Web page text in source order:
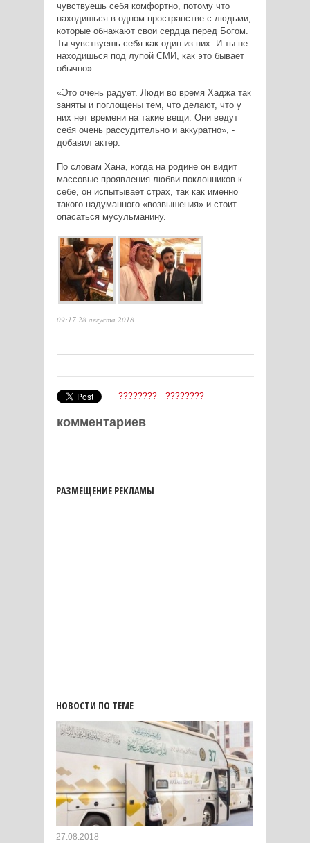
чувствуешь себя комфортно, потому что
находишься в одном пространстве с людьми,
которые обнажают свои сердца перед Богом.
Ты чувствуешь себя как один из них. И ты не
находишься под лупой СМИ, как это бывает
обычно».
«Это очень радует. Люди во время Хаджа так
заняты и поглощены тем, что делают, что у
них нет времени на такие вещи. Они ведут
себя очень рассудительно и аккуратно», -
добавил актер.
По словам Хана, когда на родине он видит
массовые проявления любви поклонников к
себе, он испытывает страх, так как именно
такого надуманного «возвышения» и стоит
опасаться мусульманину.
09:17 28 августа 2018
???????? ????????
комментариев
РАЗМЕЩЕНИЕ РЕКЛАМЫ
НОВОСТИ ПО ТЕМЕ
27.08.2018